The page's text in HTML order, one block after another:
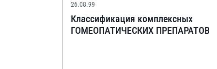
26.08.99
Классификация комплексных
ГОМЕОПАТИЧЕСКИХ ПРЕПАРАТОВ